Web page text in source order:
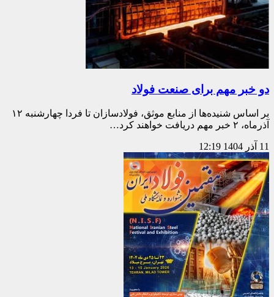
دو خبر مهم برای صنعت فولاد
بر اساس شنیده‌ها از منابع موثق، فولادسازان تا فردا چهارشنبه ۱۲
آذرماه، ۲ خبر مهم دریافت خواهند کرد…
11 آذر 1404 12:19